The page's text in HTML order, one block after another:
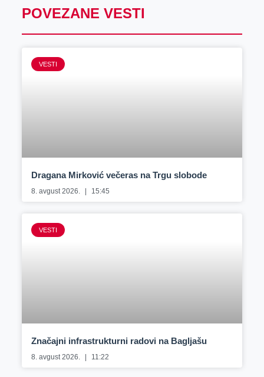
POVEZANE VESTI
VESTI
Dragana Mirković večeras na Trgu slobode
8. avgust 2026. 15:45
VESTI
Značajni infrastrukturni radovi na Bagljašu
8. avgust 2026. 11:22